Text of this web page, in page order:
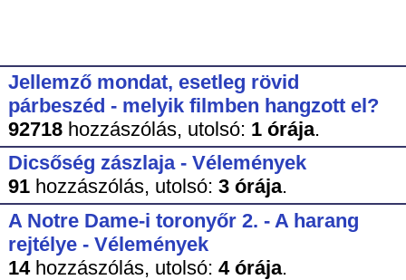
Jellemző mondat, esetleg rövid
párbeszéd - melyik filmben hangzott el?
92718hozzászólás, utolsó: 1 órája.
Dicsőség zászlaja - Vélemények
91hozzászólás, utolsó: 3 órája.
A Notre Dame-i toronyőr 2. - A harang
rejtélye - Vélemények
14hozzászólás, utolsó: 4 órája.